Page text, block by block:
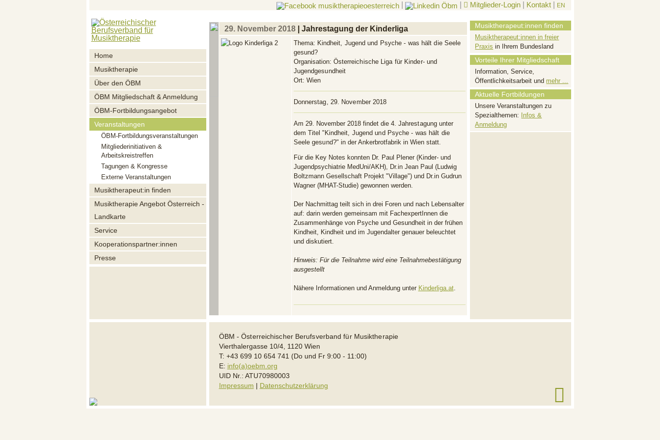
| Mitglieder-Login| Kontakt| EN
Home
Musiktherapie
Über den ÖBM
ÖBM Mitgliedschaft & Anmeldung
ÖBM-Fortbildungsangebot
Veranstaltungen
ÖBM-Fortbildungsveranstaltungen
Mitgliederinitiativen &
Arbeitskreistreffen
Tagungen & Kongresse
Externe Veranstaltungen
Musiktherapeut:in finden
Musiktherapie Angebot Österreich -
Landkarte
Service
Kooperationspartner:innen
Presse
29. November 2018 | Jahrestagung der Kinderliga
Thema: Kindheit, Jugend und Psyche - was hält die Seele
gesund?
Organisation: Österreichische Liga für Kinder- und
Jugendgesundheit
Ort: Wien
Donnerstag, 29. November 2018
Am 29. November 2018 findet die 4. Jahrestagung unter
dem Titel "Kindheit, Jugend und Psyche - was hält die
Seele gesund?"in der Ankerbrotfabrik in Wien statt.
Für die Key Notes konnten Dr. Paul Plener (Kinder- und
Jugendpsychiatrie MedUni/AKH), Dr.in Jean Paul (Ludwig
Boltzmann Gesellschaft Projekt "Village") und Dr.in Gudrun
Wagner (MHAT-Studie) gewonnen werden.
Der Nachmittag teilt sich in drei Foren und nach Lebensalter
auf: darin werden gemeinsam mit FachexpertInnen die
Zusammenhänge von Psyche und Gesundheit in der frühen
Kindheit, Kindheit und im Jugendalter genauer beleuchtet
und diskutiert.
Hinweis: Für die Teilnahme wird eine Teilnahmebestätigung
ausgestellt
Nähere Informationen und Anmeldung unter Kinderliga.at.
Musiktherapeut:innen finden
Musiktherapeut:innen in freier
Praxis in Ihrem Bundesland
Vorteile Ihrer Mitgliedschaft
Information, Service,
Öffentlichkeitsarbeit und mehr ...
Aktuelle Fortbildungen
Unsere Veranstaltungen zu
Spezialthemen:
Infos &
Anmeldung
ÖBM - Österreichischer Berufsverband für Musiktherapie
Vierthalergasse 10/4, 1120 Wien
T: +43 699 10 654 741 (Do und Fr 9:00 - 11:00)
E: info(a)oebm.org
UID Nr.: ATU70980003
Impressum
Datenschutzerklärung